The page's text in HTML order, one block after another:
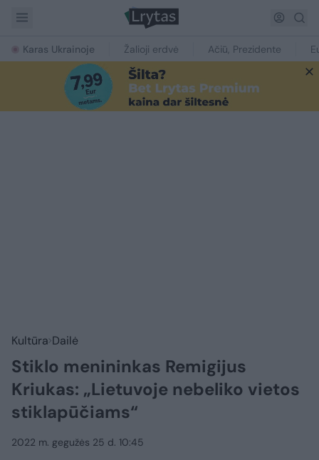
Karas Ukrainoje Žalioji erdvė Ačiū, Prezidente
Kultūra Dailė
Stiklo menininkas Remigijus
Kriukas: „Lietuvoje nebeliko vietos
stiklapūčiams“
2022 m. gegužės 25 d. 10:45